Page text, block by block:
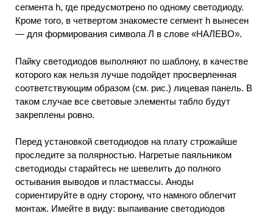
сегмента h, где предусмотрено по одному светодиоду.
Кроме того, в четвертом знакоместе сегмент h вынесен
— для формирования символа Л в слове «НАЛЕВО».
Пайку светодиодов выполняют по шаблону, в качестве
которого как нельзя лучше подойдет просверленная
соответствующим образом (см. рис.) лицевая панель. В
таком случае все световые элементы табло будут
закреплены ровно.
Перед установкой светодиодов на плату строжайше
проследите за полярностью. Нагретые паяльником
светодиоды старайтесь не шевелить до полного
остывания выводов и пластмассы. Аноды
сориентируйте в одну сторону, что намного облегчит
монтаж. Имейте в виду: выпаивание светодиодов